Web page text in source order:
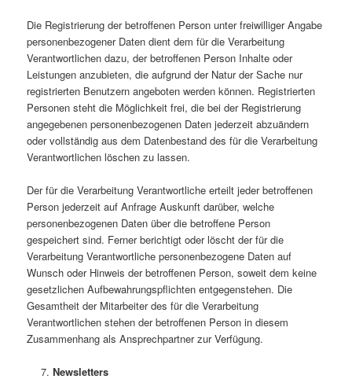
Die Registrierung der betroffenen Person unter freiwilliger Angabe
personenbezogener Daten dient dem für die Verarbeitung
Verantwortlichen dazu, der betroffenen Person Inhalte oder
Leistungen anzubieten, die aufgrund der Natur der Sache nur
registrierten Benutzern angeboten werden können. Registrierten
Personen steht die Möglichkeit frei, die bei der Registrierung
angegebenen personenbezogenen Daten jederzeit abzuändern
oder vollständig aus dem Datenbestand des für die Verarbeitung
Verantwortlichen löschen zu lassen.
Der für die Verarbeitung Verantwortliche erteilt jeder betroffenen
Person jederzeit auf Anfrage Auskunft darüber, welche
personenbezogenen Daten über die betroffene Person
gespeichert sind. Ferner berichtigt oder löscht der für die
Verarbeitung Verantwortliche personenbezogene Daten auf
Wunsch oder Hinweis der betroffenen Person, soweit dem keine
gesetzlichen Aufbewahrungspflichten entgegenstehen. Die
Gesamtheit der Mitarbeiter des für die Verarbeitung
Verantwortlichen stehen der betroffenen Person in diesem
Zusammenhang als Ansprechpartner zur Verfügung.
Newsletters